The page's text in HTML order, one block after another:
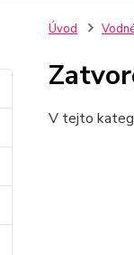
Úvod
V tejto